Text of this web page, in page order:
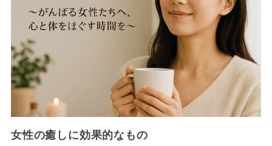
女性の癒しに効果的なもの